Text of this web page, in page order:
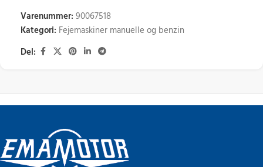
Varenummer: 90067518
Kategori: Fejemaskiner manuelle og benzin
Del: